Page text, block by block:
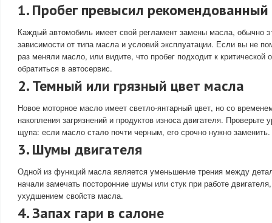
1.Пробег превысил рекомендованный
Каждый автомобиль имеет свой регламент замены масла, обычно
зависимости от типа масла и условий эксплуатации. Если вы не
раз меняли масло, или видите, что пробег подходит к критической
обратиться в автосервис.
2.Темный или грязный цвет масла
Новое моторное масло имеет светло-янтарный цвет, но со
накопления загрязнений и продуктов износа двигателя.
щупа: если масло стало почти черным, его срочно нужно заменить.
3.Шумы двигателя
Одной из функций масла является уменьшение трения между
начали замечать посторонние шумы или стук при работе
ухудшением свойств масла.
4.Запах гари в салоне